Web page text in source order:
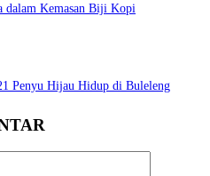
dalam Kemasan Biji Kopi
Penyu Hijau Hidup di Buleleng